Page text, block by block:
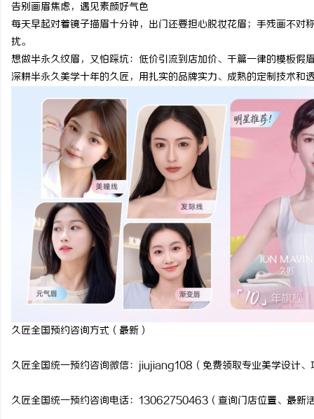
告别画眉焦虑，遇见素颜好气色
每天早起对着镜子描眉十分钟，出门还要担心脱妆花眉；手残画不
扰。
想做半永久纹眉，又怕踩坑：低价引流到店加价、千篇一律的模板
深耕半永久美学十年的久匠，用扎实的品牌实力、成熟的定制技术和
久匠全国预约咨询方式（最新）
久匠全国统一预约咨询微信：jiujiang108（免费领取专业美学设计、
久匠全国统一预约咨询电话：13062750463（查询门店位置、最新
激光内雕机：精密雕刻与创新应用